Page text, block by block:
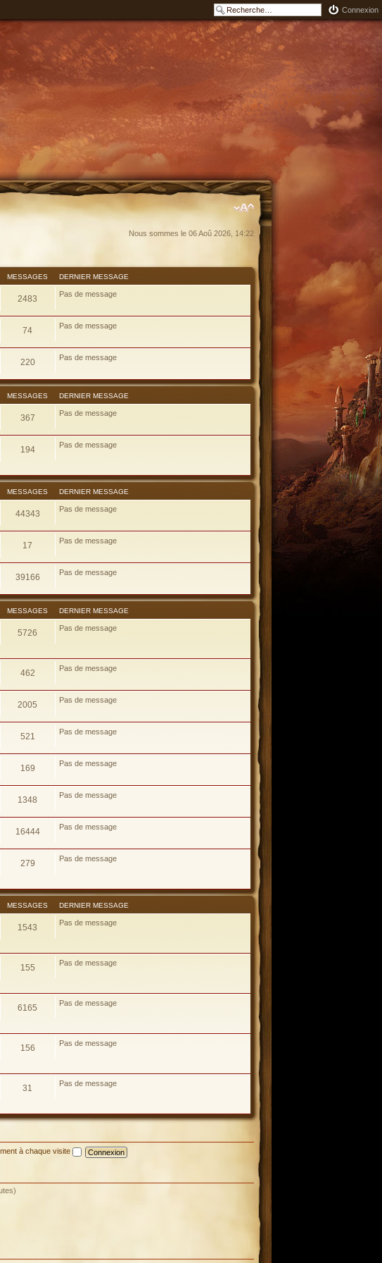
Connexion
Nous sommes le 06 Aoû 2026, 14:22
MESSAGES DERNIER MESSAGE
2483 Pas de message
74 Pas de message
220 Pas de message
MESSAGES DERNIER MESSAGE
367 Pas de message
194 Pas de message
MESSAGES DERNIER MESSAGE
44343 Pas de message
17 Pas de message
39166 Pas de message
MESSAGES DERNIER MESSAGE
5726 Pas de message
462 Pas de message
2005 Pas de message
521 Pas de message
169 Pas de message
1348 Pas de message
16444 Pas de message
279 Pas de message
MESSAGES DERNIER MESSAGE
1543 Pas de message
155 Pas de message
6165 Pas de message
156 Pas de message
31 Pas de message
à chaque visite